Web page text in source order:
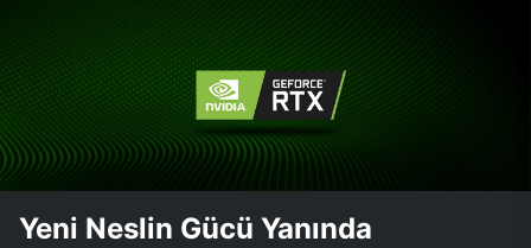
Yeni Neslin Gücü Yanında